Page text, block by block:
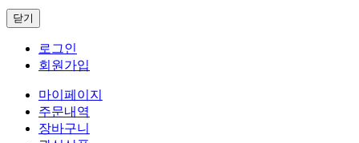
닫기
로그인
회원가입
마이페이지
주문내역
장바구니